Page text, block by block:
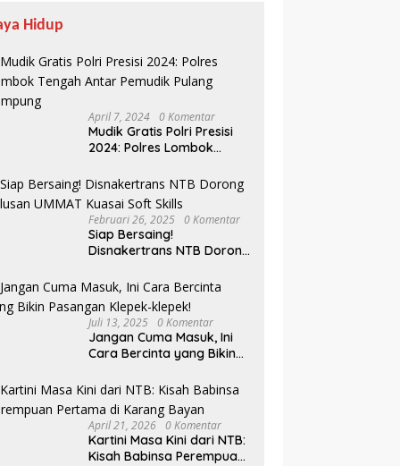
Hidup
April 7, 2024 0 Komentar
Mudik Gratis Polri Presisi
2024: Polres Lombok
Pulang Kampung
Februari 26, 2025 0 Komentar
Siap Bersaing!
Disnakertrans NTB Dorong
Soft Skills
Juli 13, 2025 0 Komentar
Jangan Cuma Masuk, Ini
Cara Bercinta yang Bikin
April 21, 2026 0 Komentar
Kartini Masa Kini dari NTB:
Kisah Babinsa Perempuan